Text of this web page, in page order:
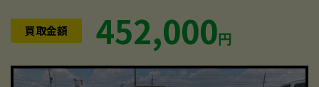
買取金額 452,000円